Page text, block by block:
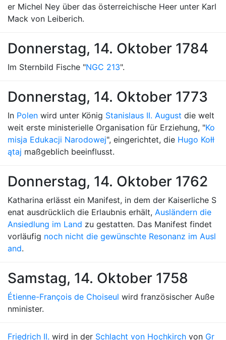
er Michel Ney über das österreichische Heer unter Karl
Mack von Leiberich.
Donnerstag, 14. Oktober 1784
Im Sternbild Fische "NGC 213".
Donnerstag, 14. Oktober 1773
In Polen wird unter König Stanislaus II. August die welt
weit erste ministerielle Organisation für Erziehung, "Ko
misja Edukacji Narodowej", eingerichtet, die Hugo Kołł
ątaj maßgeblich beeinflusst.
Donnerstag, 14. Oktober 1762
Katharina erlässt ein Manifest, in dem der Kaiserliche S
enat ausdrücklich die Erlaubnis erhält, Ausländern die
Ansiedlung im Land zu gestatten. Das Manifest findet
vorläufig noch nicht die gewünschte Resonanz im Ausl
and.
Samstag, 14. Oktober 1758
Étienne-François de Choiseul wird französischer Auße
nminister.
Friedrich II. wird in der Schlacht von Hochkirch von Gr